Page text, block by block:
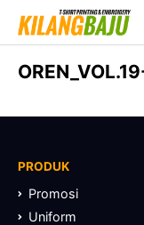
PRODUK
Promosi
Uniform